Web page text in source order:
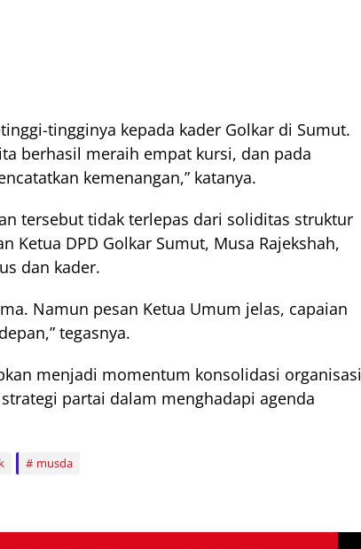
tingginya kepada kader Golkar di Sumut.
berhasil meraih empat kursi, dan pada
kemenangan,” katanya.
tersebut tidak terlepas dari soliditas struktur
Ketua DPD Golkar Sumut, Musa Rajekshah,
dan kader.
Namun pesan Ketua Umum jelas, capaian
tegasnya.
menjadi momentum konsolidasi organisasi
partai dalam menghadapi agenda
musda